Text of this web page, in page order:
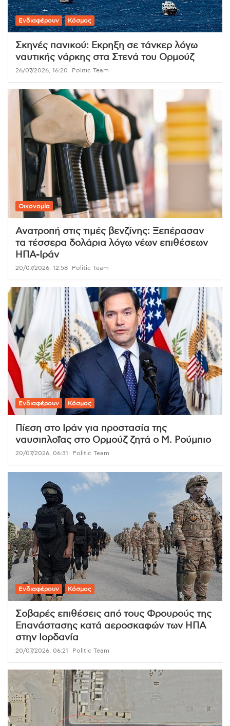
Ενδιαφέρουν Κόσμος
Σκηνές πανικού: Εκρηξη σε τάνκερ λόγω
ναυτικής νάρκης στα Στενά του Ορμούζ
26/07/2026, 16:20 Politic Team
Οικονομία
Ανατροπή στις τιμές βενζίνης: Ξεπέρασαν
τα τέσσερα δολάρια λόγω νέων επιθέσεων
ΗΠΑ-Ιράν
20/07/2026, 12:58 Politic Team
Ενδιαφέρουν Κόσμος
Πίεση στο Ιράν για προστασία της
ναυσιπλοΐας στο Ορμούζ ζητά ο Μ. Ρούμπιο
20/07/2026, 06:31 Politic Team
Ενδιαφέρουν Κόσμος
Σοβαρές επιθέσεις από τους Φρουρούς της
Επανάστασης κατά αεροσκαφών των ΗΠΑ
στην Ιορδανία
20/07/2026, 06:21 Politic Team